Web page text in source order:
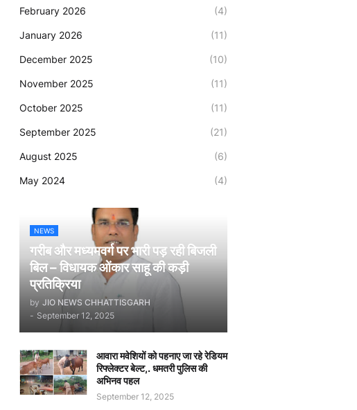
February 2026 (4)
January 2026 (11)
December 2025 (10)
November 2025 (11)
October 2025 (11)
September 2025 (21)
August 2025 (6)
May 2024 (4)
NEWS
गरीब और मध्यमवर्ग पर भारी पड़ रही बिजली
बिल – विधायक ओंकार साहू की कड़ी
प्रतिक्रिया
by JIO NEWS CHHATTISGARH
- September 12, 2025
आवारा मवेशियों को पहनाए जा रहे रेडियम
रिफ्लेक्टर बेल्ट,. धमतरी पुलिस की
अभिनव पहल
September 12, 2025